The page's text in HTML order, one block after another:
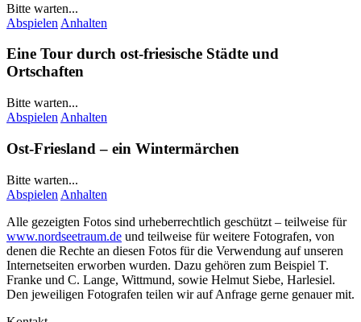
Bitte warten...
Abspielen Anhalten
Eine Tour durch ost-friesische Städte und
Ortschaften
Bitte warten...
Abspielen Anhalten
Ost-Friesland – ein Wintermärchen
Bitte warten...
Abspielen Anhalten
Alle gezeigten Fotos sind urheberrechtlich geschützt – teilweise für
www.nordseetraum.de und teilweise für weitere Fotografen, von
denen die Rechte an diesen Fotos für die Verwendung auf unseren
Internetseiten erworben wurden. Dazu gehören zum Beispiel T.
Franke und C. Lange, Wittmund, sowie Helmut Siebe, Harlesiel.
Den jeweiligen Fotografen teilen wir auf Anfrage gerne genauer mit.